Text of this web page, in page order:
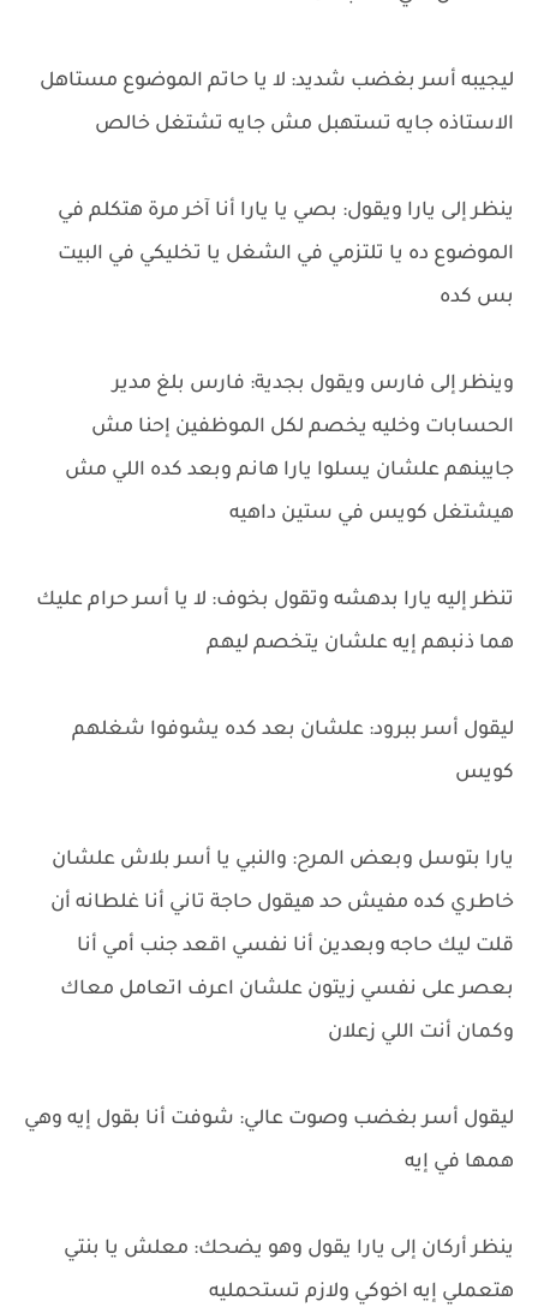
ليجيبه أسر بغضب شديد: لا يا حاتم الموضوع مستاهل
الاستاذه جايه تستهبل مش جايه تشتغل خالص
ينظر إلى يارا ويقول: بصي يا يارا أنا آخر مرة هتكلم في
الموضوع ده يا تلتزمي في الشغل يا تخليكي في البيت
بس كده
وينظر إلى فارس ويقول بجدية: فارس بلغ مدير
الحسابات وخليه يخصم لكل الموظفين إحنا مش
جايبنهم علشان يسلوا يارا هانم وبعد كده اللي مش
هيشتغل كويس في ستين داهيه
تنظر إليه يارا بدهشه وتقول بخوف: لا يا أسر حرام عليك
هما ذنبهم إيه علشان يتخصم ليهم
ليقول أسر ببرود: علشان بعد كده يشوفوا شغلهم
كويس
يارا بتوسل وبعض المرح: والنبي يا أسر بلاش علشان
خاطري كده مفيش حد هيقول حاجة تاني أنا غلطانه أن
قلت ليك حاجه وبعدين أنا نفسي اقعد جنب أمي أنا
بعصر على نفسي زيتون علشان اعرف اتعامل معاك
وكمان أنت اللي زعلان
ليقول أسر بغضب وصوت عالي: شوفت أنا بقول إيه وهي
همها في إيه
ينظر أركان إلى يارا يقول وهو يضحك: معلش يا بنتي
هتعملي إيه اخوكي ولازم تستحمليه